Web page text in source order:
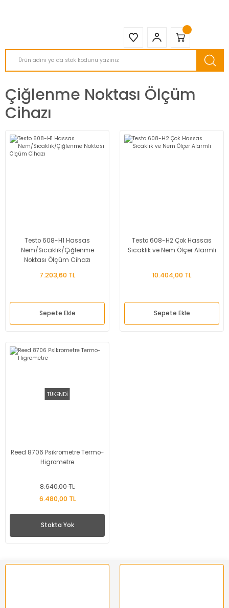
Çiğlenme Noktası Ölçüm
Cihazı
Testo 608-H1 Hassas
Nem/Sıcaklık/Çiğlenme
Noktası Ölçüm Cihazı
7.203,60 TL
Sepete Ekle
Testo 608-H2 Çok Hassas
Sıcaklık ve Nem Ölçer Alarmlı
10.404,00 TL
Sepete Ekle
TÜKENDİ
Reed 8706 Psikrometre Termo-
Higrometre
8.640,00 TL
6.480,00 TL
Stokta Yok